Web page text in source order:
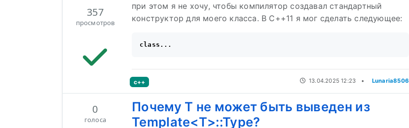
357
просмотров
при этом я не хочу, чтобы компилятор создавал стандартный
конструктор для моего класса. В C++11 я мог сделать следующее:
c++ 13.04.2025 12:23 • Lunaria8506
0
голоса
Почему T не может быть выведен из
Template<T>::Type?